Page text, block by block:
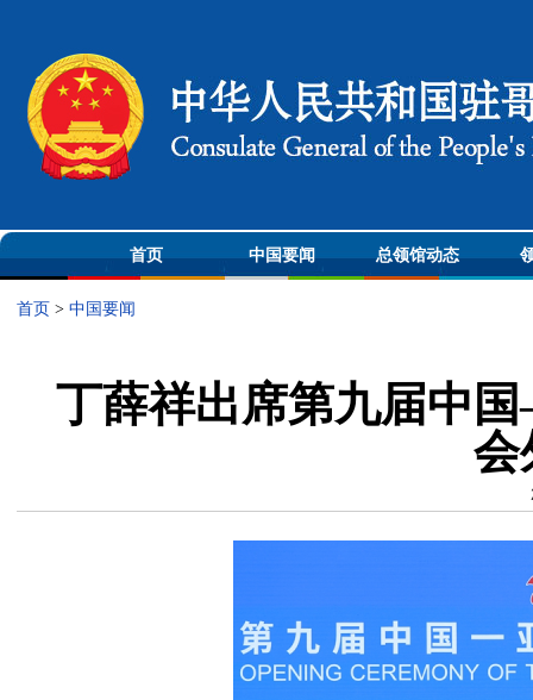
首页 中国要闻 总领馆动态
首页 > 中国要闻
丁薛祥出席第九届中
会